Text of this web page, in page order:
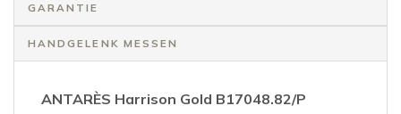
GARANTIE
HANDGELENK MESSEN
ANTARÈS Harrison Gold B17048.82/P